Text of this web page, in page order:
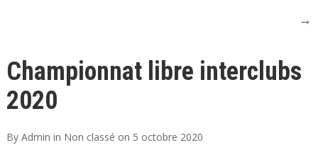
→
Championnat libre interclubs
2020
By Admin in Non classé on 5 octobre 2020